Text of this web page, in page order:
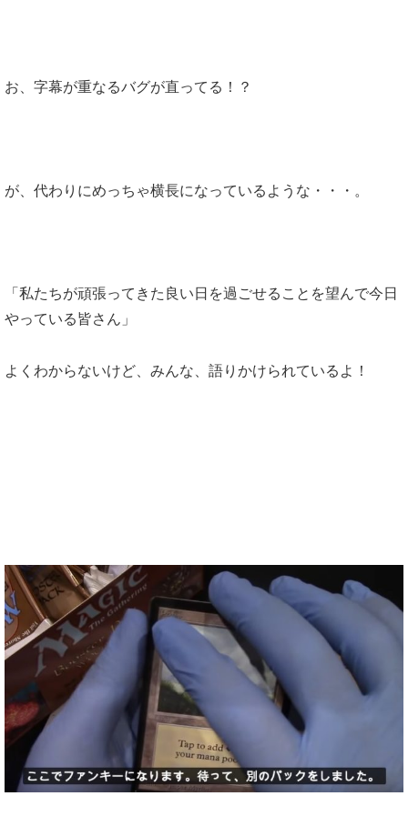
お、字幕が重なるバグが直ってる！？
が、代わりにめっちゃ横長になっているような・・・。
「私たちが頑張ってきた良い日を過ごせることを望んで今日
やっている皆さん」
よくわからないけど、みんな、語りかけられているよ！